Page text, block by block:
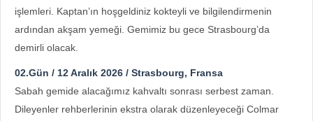
işlemleri. Kaptan’ın hoşgeldiniz kokteyli ve bilgilendirmenin
ardından akşam yemeği. Gemimiz bu gece Strasbourg’da
demirli olacak.
02.Gün / 12 Aralık 2026 / Strasbourg, Fransa
Sabah gemide alacağımız kahvaltı sonrası serbest zaman.
Dileyenler rehberlerinin ekstra olarak düzenleyeceği Colmar